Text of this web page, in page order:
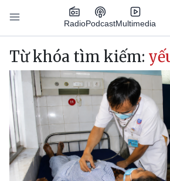
Nhảy đến nội dung
RadioPodcastMultimedia
Main navigation
Từ khóa tìm kiếm: